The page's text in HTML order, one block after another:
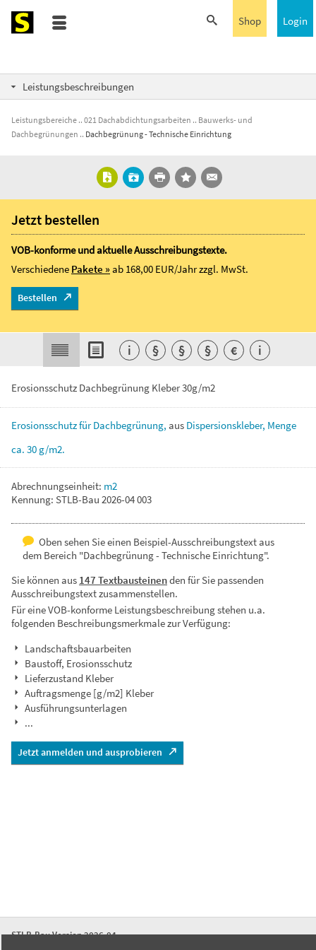
Login
Shop
Leistungsbeschreibungen
Leistungsbereiche 021 Dachabdichtungsarbeiten
Bauwerks- und
Dachbegrünungen
Dachbegrünung - Technische Einrichtung
Erosionsschutz Dachbegrünung Kleber 30g/m2
ErosionsschutzfürDachbegrünung, aus Dispersionskleber, Menge
ca. 30 g/m2.
Abrechnungseinheit: m2
Kennung: STLB-Bau 2026-04 003
Oben sehen Sie einen Beispiel-Ausschreibungstext aus
dem Bereich "Dachbegrünung - Technische Einrichtung".
Sie können aus 147 Textbausteinenden für Sie passenden
Ausschreibungstext zusammenstellen.
Für eine VOB-konforme Leistungsbeschreibung stehen u.a.
folgenden Beschreibungsmerkmale zur Verfügung:
Landschaftsbauarbeiten
Baustoff, Erosionsschutz
Lieferzustand Kleber
Auftragsmenge [g/m2] Kleber
Ausführungsunterlagen
...
Jetzt anmelden und ausprobieren
Jetzt bestellen
VOB-konforme und aktuelle Ausschreibungstexte.
Verschiedene Pakete »ab 168,00 EUR/Jahrzzgl. MwSt.
Bestellen
i § § § € i
STLB-Bau Version 2026-04